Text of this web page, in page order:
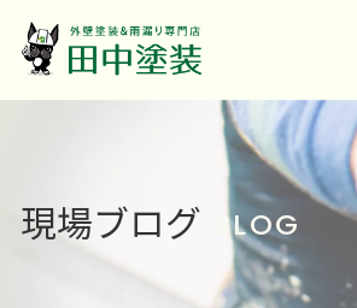
現場ブログ BLOG